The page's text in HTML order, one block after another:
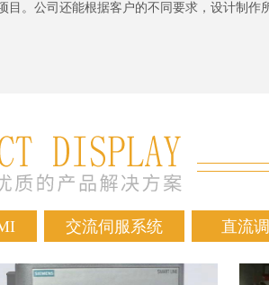
目。公司还能根据客户的不同要求，设计制作
交流伺服系统 直流